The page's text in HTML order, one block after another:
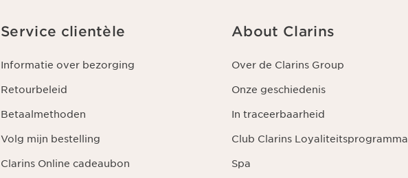
Service clientèle
Informatie over bezorging
Retourbeleid
Betaalmethoden
Volg mijn bestelling
Clarins Online cadeaubon
About Clarins
Over de Clarins Group
Onze geschiedenis
In traceerbaarheid
Club Clarins Loyaliteitsprogramma
Spa